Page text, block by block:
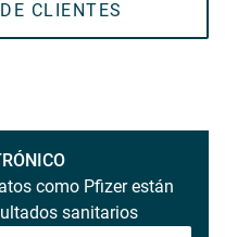
CLIENTES
como Pfizer están
sanitarios